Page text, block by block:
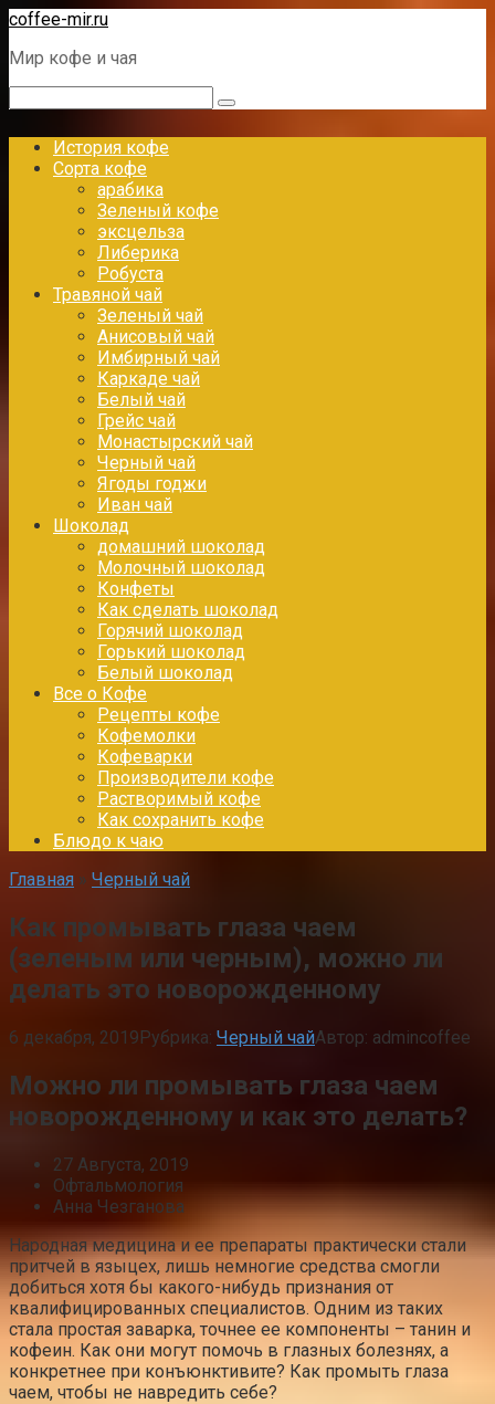
Перейти
контенту
coffee-mir.ru
Мир кофе и чая
История кофе
Сорта кофе
арабика
Зеленый кофе
эксцельза
Либерика
Робуста
Травяной чай
Зеленый чай
Анисовый чай
Имбирный чай
Каркаде чай
Белый чай
Грейс чай
Монастырский чай
Черный чай
Ягоды годжи
Иван чай
Шоколад
домашний шоколад
Молочный шоколад
Конфеты
Как сделать шоколад
Горячий шоколад
Горький шоколад
Белый шоколад
Все о Кофе
Рецепты кофе
Кофемолки
Кофеварки
Производители кофе
Растворимый кофе
Как сохранить кофе
Блюдо к чаю
Главная » Черный чай
Как промывать глаза чаем
(зеленым или черным), можно ли
делать это новорожденному
6 декабря, 2019Рубрика: Черный чайАвтор: admincoffee
Можно ли промывать глаза чаем
новорожденному и как это делать?
27 Августа, 2019
Офтальмология
Анна Чезганова
Народная медицина и ее препараты практически стали
притчей в языцех, лишь немногие средства смогли
добиться хотя бы какого-нибудь признания от
квалифицированных специалистов. Одним из таких
стала простая заварка, точнее ее компоненты – танин и
кофеин. Как они могут помочь в глазных болезнях, а
конкретнее при конъюнктивите? Как промыть глаза
чаем, чтобы не навредить себе?